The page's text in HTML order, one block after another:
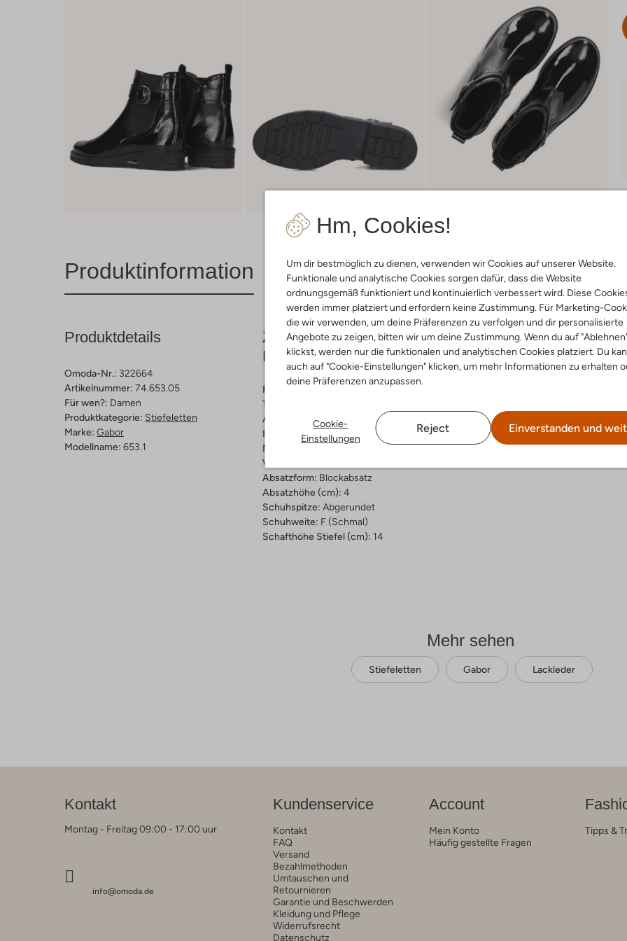
Hm, Cookies!
Um dir bestmöglich zu dienen, verwenden wir Cookies auf unserer Website.
Funktionale und analytische Cookies sorgen dafür, dass die Website
ordnungsgemäß funktioniert und kontinuierlich verbessert wird. Diese
werden immer platziert und erfordern keine Zustimmung. Für Marketing-
die wir verwenden, um deine Präferenzen zu verfolgen und dir personalisierte
Angebote zu zeigen, bitten wir um deine Zustimmung. Wenn du auf
klickst, werden nur die funktionalen und analytischen Cookies platziert. Du
auch auf "Cookie-Einstellungen" klicken, um mehr Informationen zu erhalten
deine Präferenzen anzupassen.
Cookie-
Einstellungen
Reject Einverstanden und
Produktinformation Lieferung & Rückgabe
Produktdetails
Omoda-Nr.: 322664
Artikelnummer: 74.653.05
Für wen?: Damen
Produktkategorie: Stiefeletten
Marke: Gabor
Modellname: 653.1
Zusammensetzung &
Passform
Farbe :
Trends:
Außenmaterial:
Lackleder
Innenmaterial:
Stoff/textil
Material Sohle:
Verschluss:
Absatzform: Blockabsatz
Absatzhöhe (cm): 4
Schuhspitze: Abgerundet
Schuhweite: F (schmal)
Schafthöhe Stiefel (cm): 14
Mehr sehen
Stiefeletten Gabor Lackleder
Kontakt
Montag - Freitag 09:00 - 17:00 uur
info@omoda.de
Kundenservice
Kontakt
FAQ
Versand
Bezahlmethoden
Umtauschen und
Retournieren
Garantie und Beschwerden
Kleidung und Pflege
Widerrufsrecht
Datenschutz
Account
Mein Konto
Häufig gestellte Fragen
Tipps &